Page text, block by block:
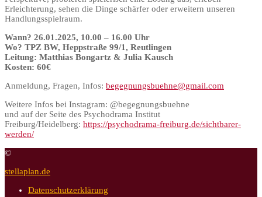
Erleichterung, sehen die Dinge schärfer oder erweitern unseren
Handlungsspielraum.
Wann? 26.01.2025, 10.00 – 16.00 Uhr
Wo? TPZ BW, Heppstraße 99/1, Reutlingen
Leitung: Matthias Bongartz & Julia Kausch
Kosten: 60€
Anmeldung, Fragen, Infos: begegnungsbuehne@gmail.com
Weitere Infos bei Instagram: @begegnungsbuehne
und auf der Seite des Psychodrama Institut
Freiburg/Heidelberg: https://psychodrama-freiburg.de/sichtbarer-
werden/
©
stellaplan.de
Datenschutzerklärung